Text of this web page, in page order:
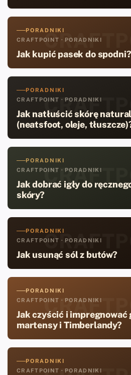
PORADNIKI
CRAFTPOINT · PORADNIKI
Jak kupić pasek do spodni?
PORADNIKI
CRAFTPOINT · PORADNIKI
Jak natłuścić skórę
(neatsfoot, oleje,
PORADNIKI
CRAFTPOINT · PORADNIKI
Jak dobrać igły do
skóry?
PORADNIKI
CRAFTPOINT · PORADNIKI
Jak usunąć sól z butów?
PORADNIKI
CRAFTPOINT · PORADNIKI
Jak czyścić i impregnować
martensy i Timberlandy?
PORADNIKI
CRAFTPOINT · PORADNIKI